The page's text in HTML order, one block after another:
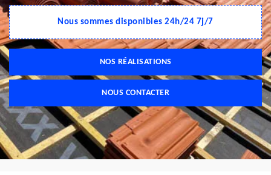
Nous sommes disponibles 24h/24 7j/7
NOS RÉALISATIONS
NOUS CONTACTER